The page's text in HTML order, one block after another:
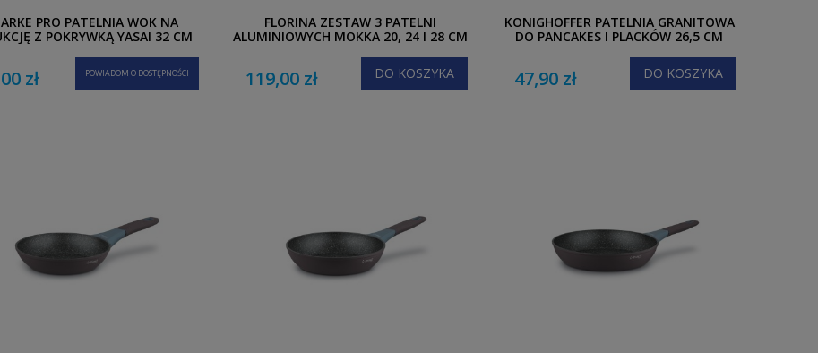
PRO PATELNIA WOK NA
Z POKRYWKĄ YASAI 32 CM
zł POWIADOM O DOSTĘPNOŚCI
FLORINA ZESTAW 3 PATELNI
ALUMINIOWYCH MOKKA 20, 24 I 28 CM
119,00 zł DO KOSZYKA
KONIGHOFFER PATELNIA GRANITOWA
DO PANCAKES I PLACKÓW 26,5 CM
47,90 zł DO KOSZYKA